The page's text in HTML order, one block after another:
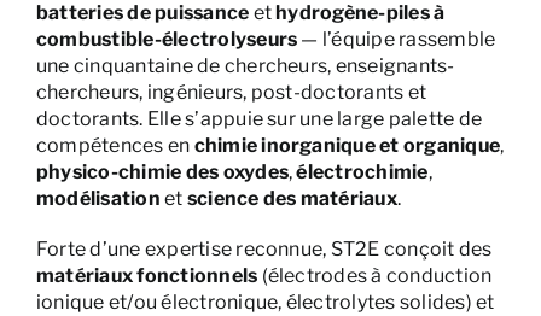
batteries de puissance et hydrogène-piles à
combustible-électrolyseurs — l’équipe rassemble
une cinquantaine de chercheurs, enseignants-
chercheurs, ingénieurs, post-doctorants et
doctorants. Elle s’appuie sur une large palette de
compétences en chimie inorganique et organique,
physico-chimie des oxydes,électrochimie,
modélisation et science des matériaux.
Forte d’une expertise reconnue, ST2E conçoit des
matériaux fonctionnels (électrodes à conduction
ionique et/ou électronique, électrolytes solides) et